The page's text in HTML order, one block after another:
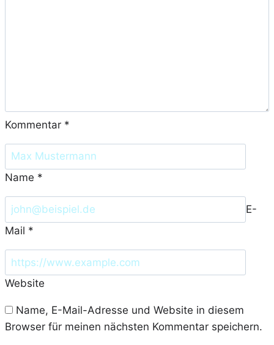
Kommentar *
Name *
E-
Mail *
Website
Name, E-Mail-Adresse und Website in diesem
Browser für meinen nächsten Kommentar speichern.